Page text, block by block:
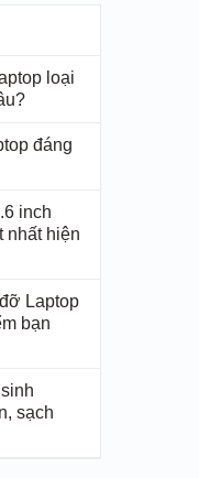
loại
đáng
inch
nhất hiện
Laptop
bạn
sạch